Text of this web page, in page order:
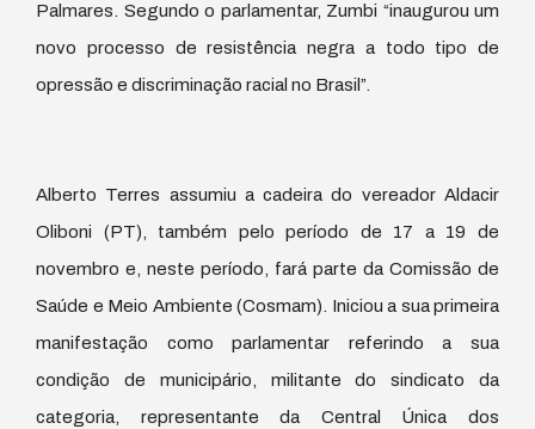
Palmares. Segundo o parlamentar, Zumbi “inaugurou um
novo processo de resistência negra a todo tipo de
opressão e discriminação racial no Brasil”.
Alberto Terres assumiu a cadeira do vereador Aldacir
Oliboni (PT), também pelo período de 17 a 19 de
novembro e, neste período, fará parte da Comissão de
Saúde e Meio Ambiente (Cosmam). Iniciou a sua primeira
manifestação como parlamentar referindo a sua
condição de municipário, militante do sindicato da
categoria, representante da Central Única dos